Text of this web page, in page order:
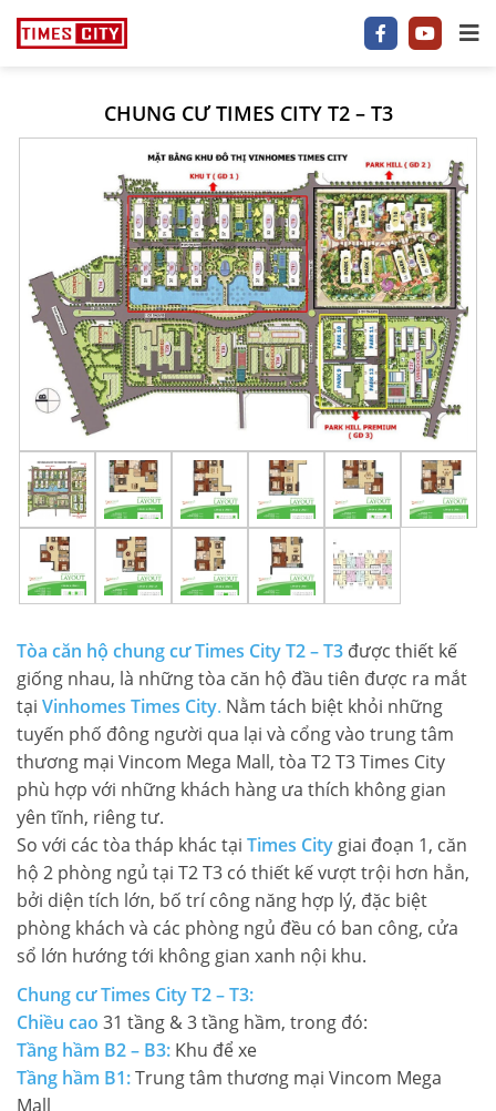
TIMES CITY
PARK HILL
PARK PREMIUM
TIN TỨC
VIDEO
LIÊN HỆ TIMES CITY
CHUNG CƯ TIMES CITY T2 – T3
Tòa căn hộ chung cư Times City T2 – T3 được thiết kế
giống nhau, là những tòa căn hộ đầu tiên được ra mắt
tại Vinhomes Times City. Nằm tách biệt khỏi những
tuyến phố đông người qua lại và cổng vào trung tâm
thương mại Vincom Mega Mall, tòa T2 T3 Times City
phù hợp với những khách hàng ưa thích không gian
yên tĩnh, riêng tư.
So với các tòa tháp khác tại Times City giai đoạn 1, căn
hộ 2 phòng ngủ tại T2 T3 có thiết kế vượt trội hơn hẳn,
bởi diện tích lớn, bố trí công năng hợp lý, đặc biệt
phòng khách và các phòng ngủ đều có ban công, cửa
sổ lớn hướng tới không gian xanh nội khu.
Chung cư Times City T2 – T3:
Chiều cao 31 tầng & 3 tầng hầm, trong đó:
Tầng hầm B2 – B3: Khu để xe
Tầng hầm B1:Trung tâm thương mại Vincom Mega
Mall